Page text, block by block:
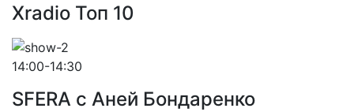
Xradio Топ 10
14:00-14:30
SFERA с Аней Бондаренко